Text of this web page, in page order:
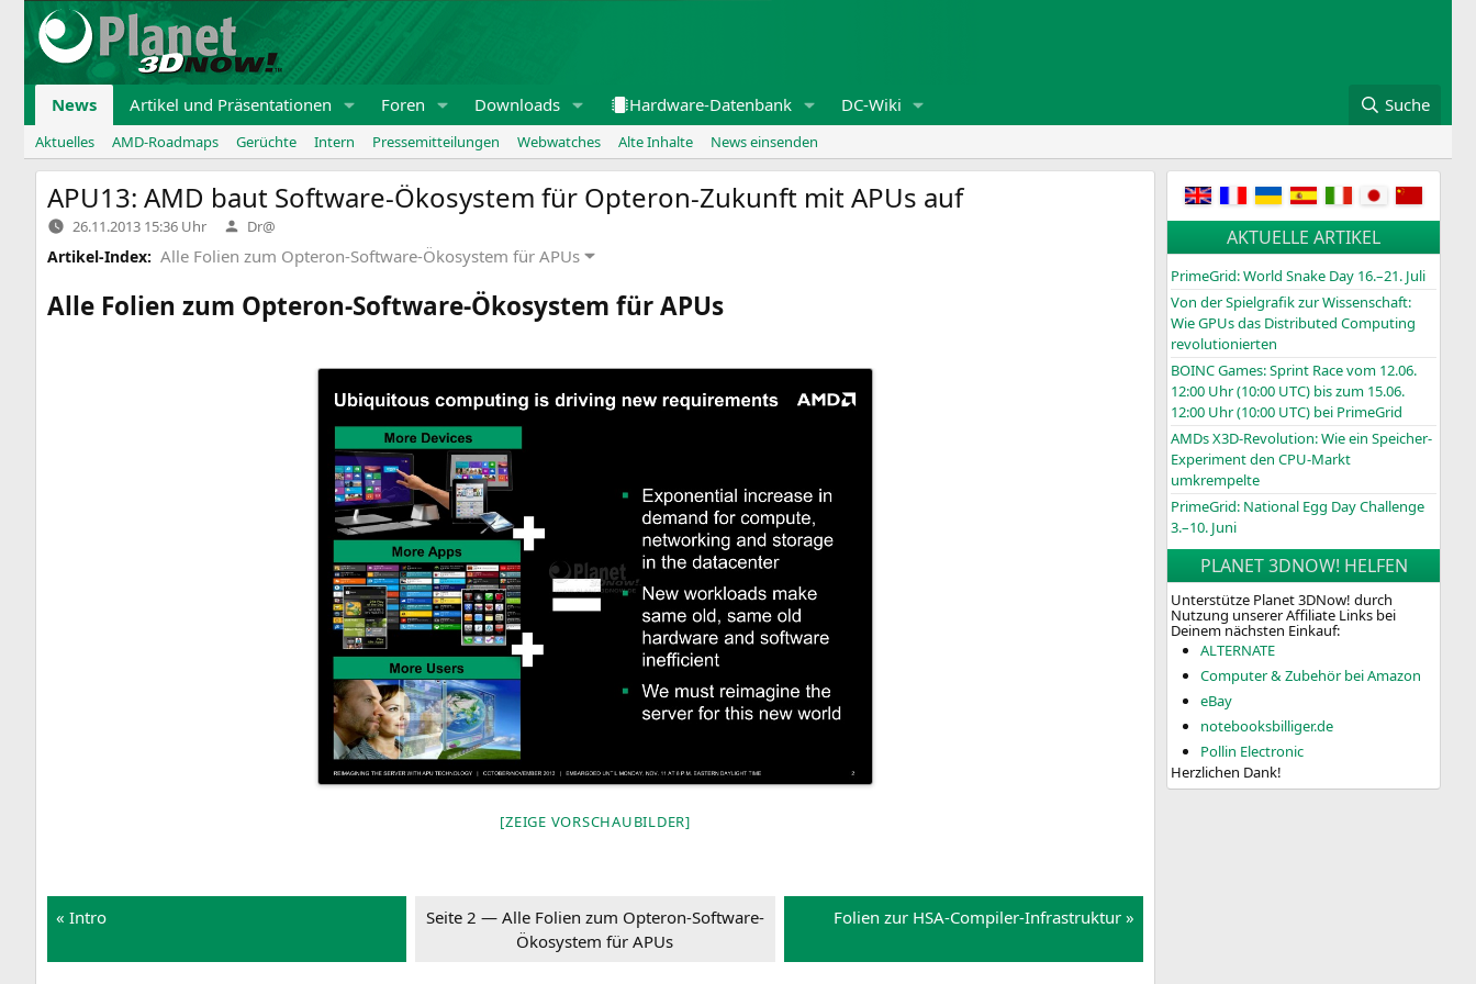
Zum
Inhalt
springen
News Artikel und Präsentationen Foren Downloads Hardware-Datenbank DC-Wiki Suche
Aktuelles AMD-Roadmaps Gerüchte Intern Pressemitteilungen Webwatches Alte Inhalte News einsenden
APU13: AMD baut Software-Ökosystem für Opteron-Zukunft mit APUs auf
26.11.2013 15:36 Uhr Verfasst
von
Dr@
Artikel-Index: Alle Folien zum Opteron-Software-Ökosystem für APUs
Alle Folien zum Opteron-Software-Ökosystem für APUs
[ZEI­GE VORSCHAUBILDER]
« Intro
Sei­te 2 — Alle Foli­en zum Opte­ron-Soft­ware-
Öko­sys­tem für APUs
Foli­en zur HSA-Compiler-Infrastruktur »
AKTUELLE ARTIKEL
PrimeGrid: World Snake Day 16.–21. Juli
Von der Spielgrafik zur Wissenschaft:
Wie GPUs das Distributed Computing
revolutionierten
BOINCGames: Sprint Race vom 12.06.
12:00 Uhr (10:00 UTC) bis zum 15.06.
12:00 Uhr (10:00 UTC) bei PrimeGrid
AMDs X3D-Revolution: Wie ein Speicher-
Experiment den CPU-Markt
umkrempelte
PrimeGrid: National Egg Day Challenge
3.–10. Juni
PLANET 3DNOW! HELFEN
Unterstütze Planet 3DNow! durch
Nutzung unserer Affiliate Links bei
Deinem nächsten Einkauf:
ALTERNATE
Computer & Zubehör bei Amazon
eBay
notebooksbilliger.de
Pollin Electronic
Herzlichen Dank!